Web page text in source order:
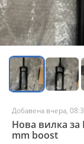
Добавена вчера,
Нова вилка за
mm boost